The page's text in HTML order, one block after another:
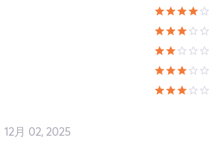
12月 02, 2025